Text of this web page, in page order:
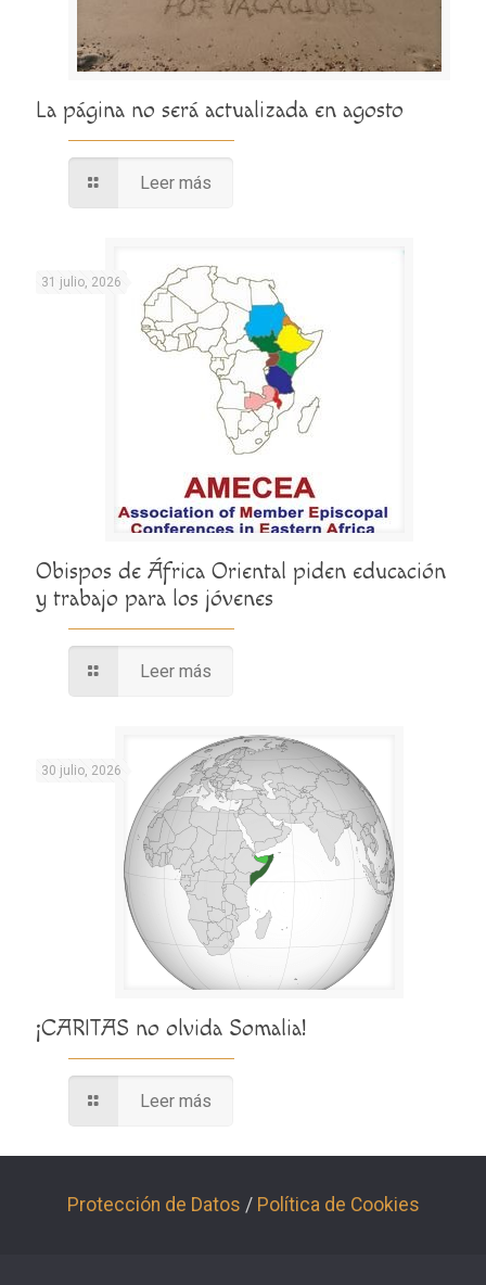
La página no será actualizada en agosto
Leer más
31 julio, 2026
Obispos de África Oriental piden educación
y trabajo para los jóvenes
Leer más
30 julio, 2026
¡CARITAS no olvida Somalia!
Leer más
Protección de Datos / Política de Cookies